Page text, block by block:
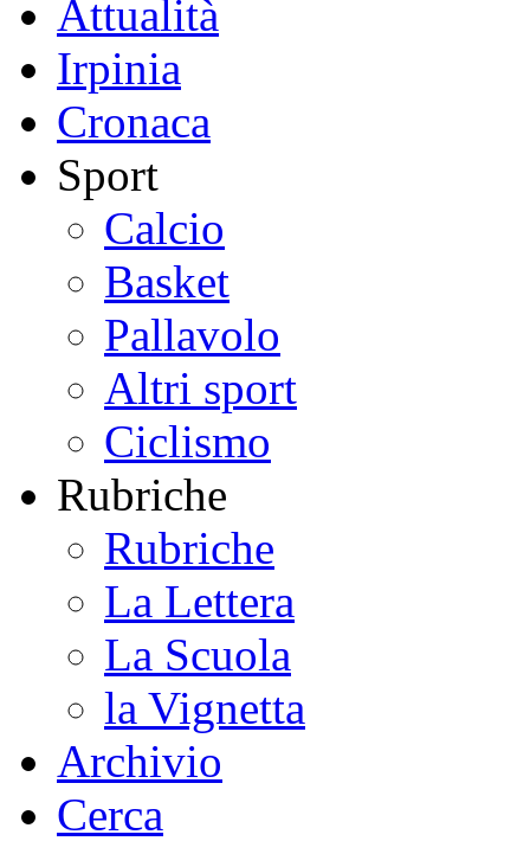
Attualità
Irpinia
Cronaca
Sport
Calcio
Basket
Pallavolo
Altri sport
Ciclismo
Rubriche
Rubriche
La Lettera
La Scuola
la Vignetta
Archivio
Cerca